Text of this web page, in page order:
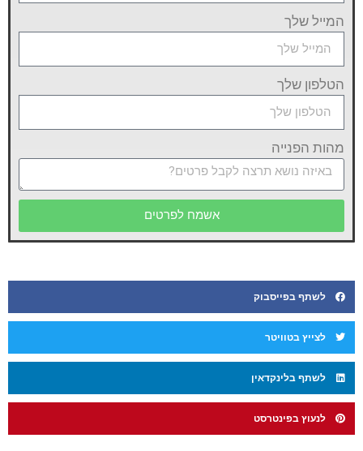
המייל שלך
הטלפון שלך
מהות הפנייה
אשמח לפרטים
לשתף בפייסבוק
לצייץ בטוויטר
לשתף בלינקדאין
לנעוץ בפינטרסט